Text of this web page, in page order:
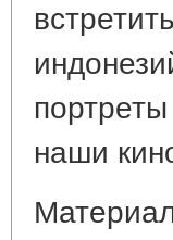
наши